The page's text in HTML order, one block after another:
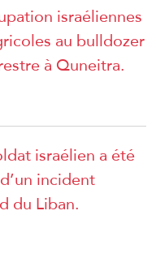
israéliennes
au bulldozer
à Quneitra.
israélien a été
incident
du Liban.